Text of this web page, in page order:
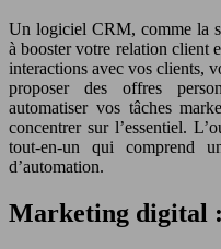
Un logiciel CRM, comme la
à booster votre relation client
interactions avec vos clients,
proposer des offres
automatiser vos tâches
concentrer sur l’essentiel.
tout-en-un qui comprend
d’automation.
Marketing digital :